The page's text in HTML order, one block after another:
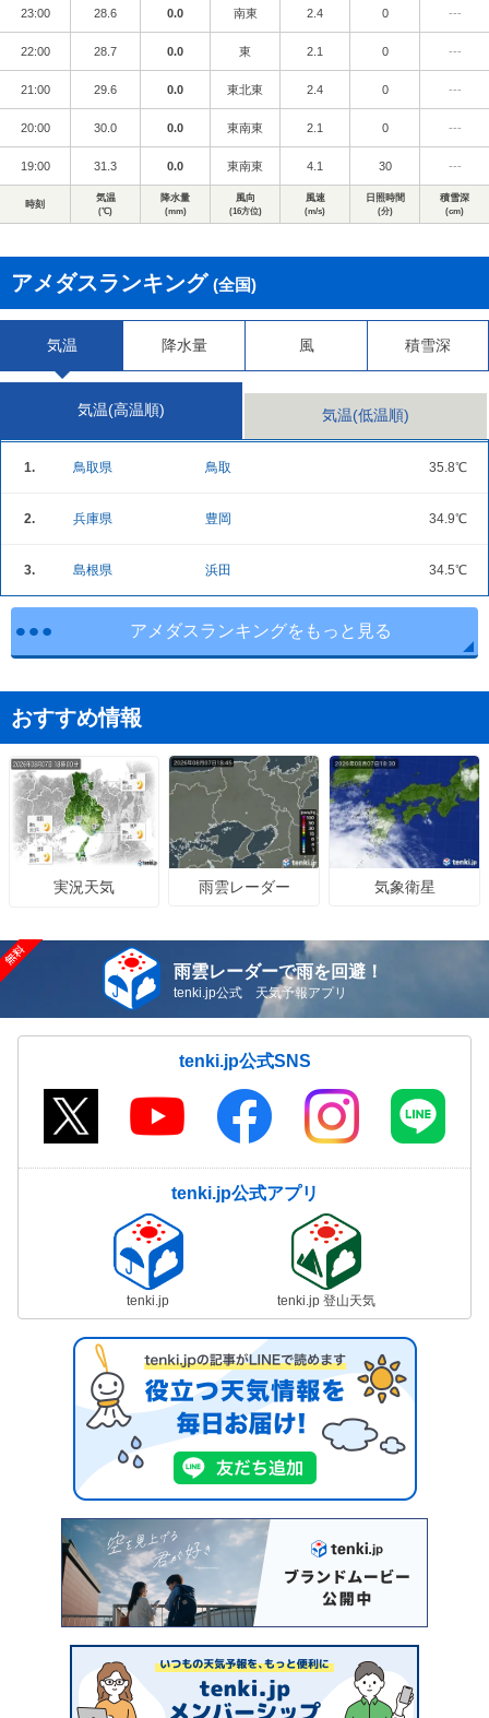
23:00 28.6 0.0 南東 2.4 0 ---
22:00 28.7 0.0 東 2.1 0 ---
21:00 29.6 0.0 東北東 2.4 0 ---
20:00 30.0 0.0 東南東 2.1 0 ---
19:00 31.3 0.0 東南東 4.1 30 ---
時刻
気温
(℃)
降水量
(mm)
風向
(16方位)
風速
(m/s)
日照時間
(分)
積雪深
(cm)
アメダスランキング (全国)
気温 降水量 風 積雪深
気温(高温順) 気温(低温順)
1. 鳥取県 鳥取 35.8℃
2. 兵庫県 豊岡 34.9℃
3. 島根県 浜田 34.5℃
アメダスランキングをもっと見る
おすすめ情報
実況天気 雨雲レーダー 気象衛星
雨雲レーダーで雨を回避！
tenki.jp公式 天気予報アプリ
tenki.jp公式SNS
tenki.jp公式アプリ
tenki.jp tenki.jp 登山天気